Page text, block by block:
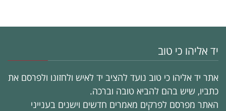
יד אליהו כי טוב
אתר יד אליהו כי טוב נועד להציב יד לאיש ולחזונו ולפרסם את
כתביו, שיש בהם להביא טובה וברכה.
האתר מפרסם לפרקים מאמרים חדשים וישנים בענייני